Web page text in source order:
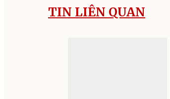
TIN LIÊN QUAN